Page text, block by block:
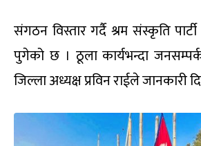
संगठन विस्तार गर्दै श्रम संस्कृति
पुगेको छ । ठूला कार्यभन्दा
जिल्ला अध्यक्ष प्रविन राईले जानकारी